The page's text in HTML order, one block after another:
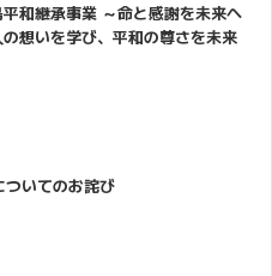
和継承事業 ～命と感謝を未来へ
想いを学び、平和の尊さを未来
いてのお詫び